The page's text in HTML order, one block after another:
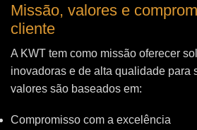
Missão, valores e
cliente
A KWT tem como missão oferecer
inovadoras e de alta qualidade para
valores são baseados em:
Compromisso com a excelência